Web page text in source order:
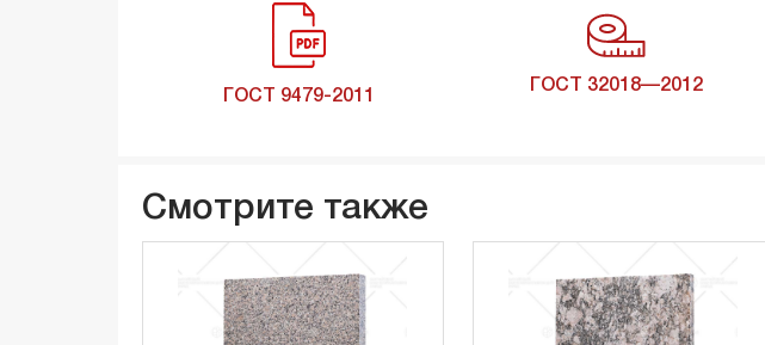
ГОСТ 9479-2011
ГОСТ 32018—2012
Смотрите также